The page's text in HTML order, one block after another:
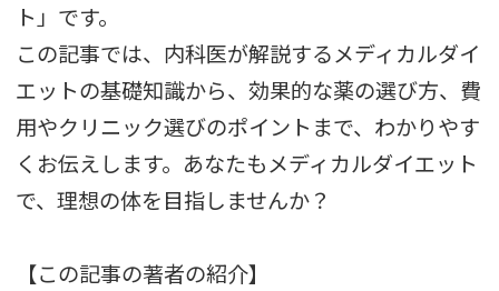
ト」です。
この記事では、内科医が解説するメディカルダイ
エットの基礎知識から、効果的な薬の選び方、費
用やクリニック選びのポイントまで、わかりやす
くお伝えします。あなたもメディカルダイエット
で、理想の体を目指しませんか？
【この記事の著者の紹介】